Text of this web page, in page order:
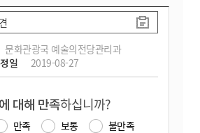
문화관광국 예술의전당관리과
일 2019-08-27
대해 만족하십니까?
만족 보통
불만족